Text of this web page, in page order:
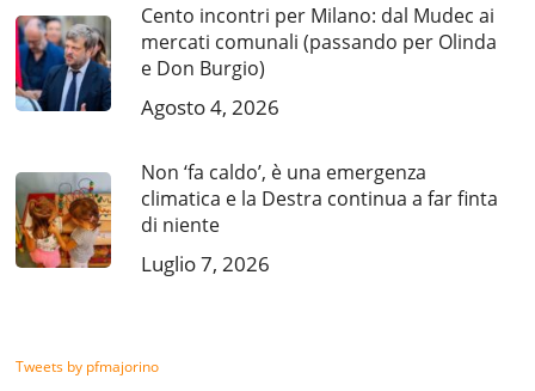
Cento incontri per Milano: dal Mudec ai
mercati comunali (passando per Olinda
e Don Burgio)
Agosto 4, 2026
Non ‘fa caldo’, è una emergenza
climatica e la Destra continua a far finta
di niente
Luglio 7, 2026
Tweets by pfmajorino